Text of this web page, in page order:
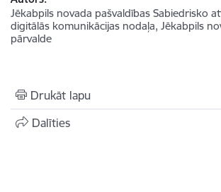
Jēkabpils novada pašvaldības Sabiedrisko
digitālās komunikācijas nodaļa, Jēkabpils
pārvalde
Drukāt lapu
Dalīties